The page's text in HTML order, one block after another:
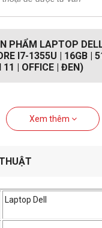
PHẨM LAPTOP
I7-1355U | 16GB |
11 | OFFICE | ĐEN)
Xem thêm
Laptop Dell